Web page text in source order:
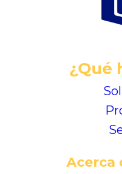
¿Qué
Acerca